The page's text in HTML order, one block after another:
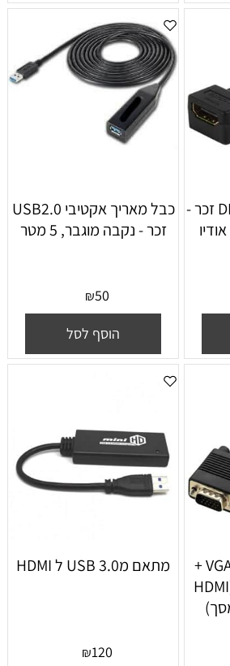
מתאם DISPLAYPORT זכר -
כבל מאריך אקטיבי USB2.0
זכר - נקבה מוגבר, 5 מטר
₪50
הוסף לסל
כבל ממיר HDMI ל-VGA +
אודיו באורך 2 מטר (HDMI
מתאם מUSB 3.0 ל HDMI
₪120